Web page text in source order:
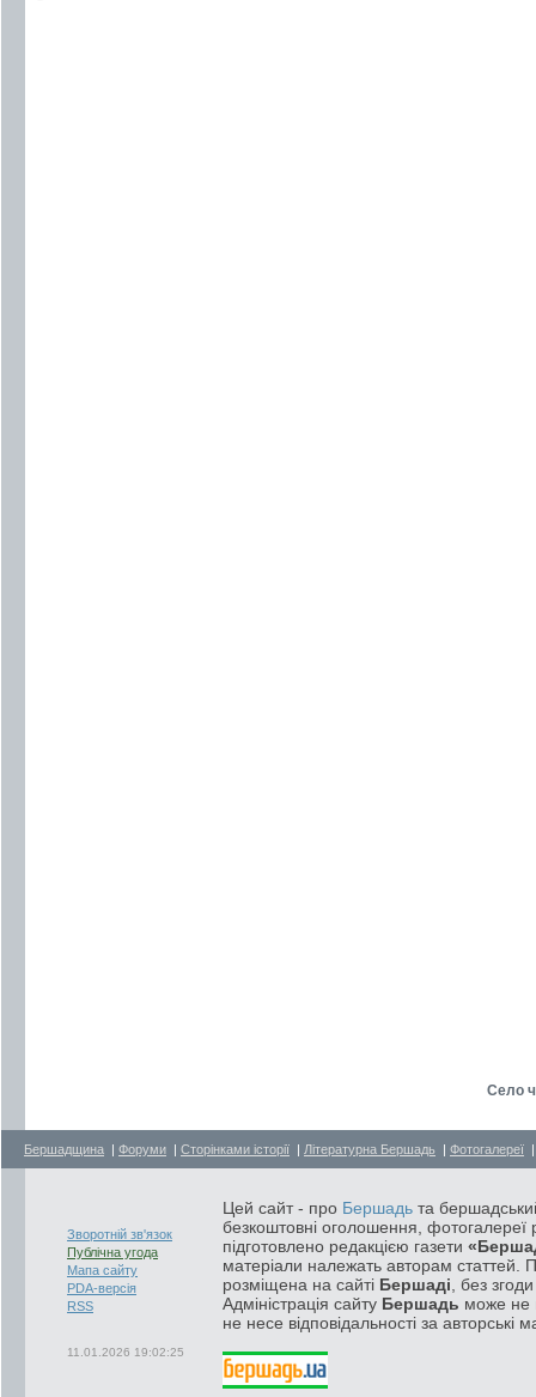
Село
Бершадщина | Форуми | Сторінками історії | Літературна Бершадь | Фотогалереї
Зворотній зв'язок
Публічна угода
Мапа сайту
PDA-версія
RSS
11.01.2026 19:02:25
Цей сайт - про Бершадь та
безкоштовні оголошення, фотогалереї
підготовлено редакцією газети
матеріали належать авторам статтей.
розміщена на сайті Бершаді , без
Адміністрація сайту Бершадь може не
не несе відповідальності за авторські